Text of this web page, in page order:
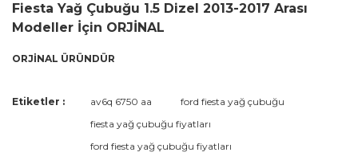
Fiesta Yağ Çubuğu 1.5 Dizel 2013-2017 Arası
Modeller İçin ORJİNAL
ORJİNAL ÜRÜNDÜR
Bu ürüne ilk yorumu siz yapın!
Bu ürünün fiyat bilgisi, resim, ürün açıklamalarında ve diğer
kullanarak tarafımıza iletebilirsiniz.
Görüş ve önerileriniz için teşekkür ederiz.
Etiketler : av6q 6750 aa
ford fiesta yağ çubuğu
fiesta yağ çubuğu fiyatları
ford fiesta yağ çubuğu fiyatları